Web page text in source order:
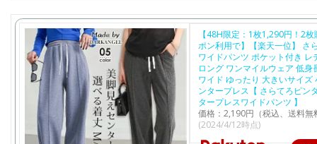
【48H限定：1枚1,290円！2
ポン利用で】【楽天一位】 さ
ワイドパンツ ポケット付き レ
ロング ワンマイルウェア 低身
ワイド ゆったり 大きいサイズ
ンタープレス【 さらてろピン
タープレスワイドパンツ 】
価格：2,190円（税込、送料無
(2024/4/12時点)